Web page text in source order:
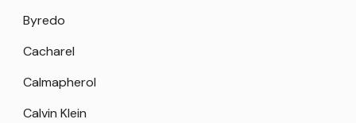
Byredo
Cacharel
Calmapherol
Calvin Klein